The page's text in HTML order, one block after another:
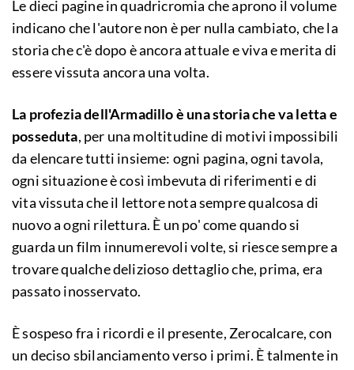
Le dieci pagine in quadricromia che aprono il volume
indicano che l'autore non è per nulla cambiato, che la
storia che c'è dopo è ancora attuale e viva e merita di
essere vissuta ancora una volta.
La profezia dell'Armadillo è una storia che va letta e
posseduta, per una moltitudine di motivi impossibili
da elencare tutti insieme: ogni pagina, ogni tavola,
ogni situazione è così imbevuta di riferimenti e di
vita vissuta che il lettore nota sempre qualcosa di
nuovo a ogni rilettura. È un po' come quando si
guarda un film innumerevoli volte, si riesce sempre a
trovare qualche delizioso dettaglio che, prima, era
passato inosservato.
È sospeso fra i ricordi e il presente, Zerocalcare, con
un deciso sbilanciamento verso i primi. È talmente in